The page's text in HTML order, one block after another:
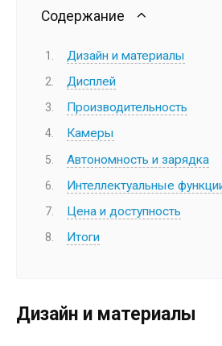
Содержание
Дизайн и материалы
Дисплей
Производительность
Камеры
Автономность и зарядка
Интеллектуальные
Цена и доступность
Итоги
Дизайн и материалы